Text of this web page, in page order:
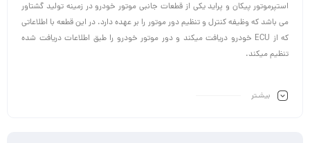
استپرموتور پیکان و پراید یکی از قطعات جانبی موتور خودرو در زمینه تولید گشتاور
می باشد که وظیفه کنترل و تنظیم دور موتور را بر عهده دارد. در این قطعه با اطلاعاتی
که از ECU خودرو دریافت میکند و دور موتور خودرو را طبق اطلاعات دریافت شده
تنظیم میکند.
بیشـتر